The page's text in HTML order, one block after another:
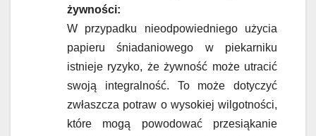
żywności:
W przypadku nieodpowiedniego użycia
papieru śniadaniowego w piekarniku
istnieje ryzyko, że żywność może utracić
swoją integralność. To może dotyczyć
zwłaszcza potraw o wysokiej wilgotności,
które mogą powodować przesiąkanie